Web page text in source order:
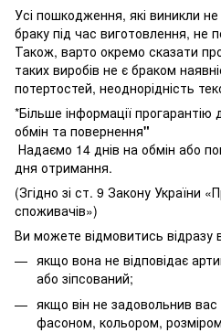
Усі пошкодження, які виникли
браку під час виготовлення, не
Також, варто окремо сказати
таких виробів не є браком
потертостей, неоднорідність
*Більше інформації прогарантію
обмін та повернення"
Надаємо 14 днів на обмін або
дня отримання.
(Згідно зі ст. 9 Закону України
споживачів»)
Ви можете відмовитись відразу
якщо вона не відповідає
або зіпсований;
якщо він не задовольнив
фасоном, кольором,